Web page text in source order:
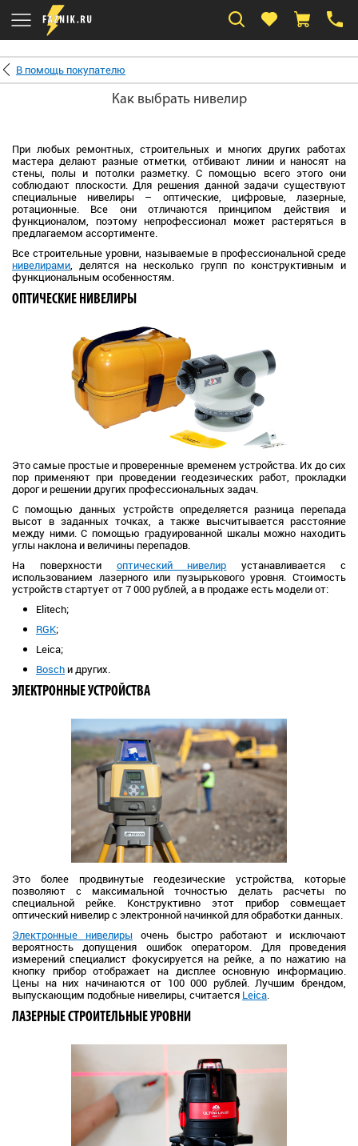
В помощь покупателю
Как выбрать нивелир
При любых ремонтных, строительных и многих других работах
мастера делают разные отметки, отбивают линии и наносят на
стены, полы и потолки разметку. С помощью всего этого они
соблюдают плоскости. Для решения данной задачи существуют
специальные нивелиры – оптические, цифровые, лазерные,
ротационные. Все они отличаются принципом действия и
функционалом, поэтому непрофессионал может растеряться в
предлагаемом ассортименте.
Все строительные уровни, называемые в профессиональной среде
нивелирами, делятся на несколько групп по конструктивным и
функциональным особенностям.
ОПТИЧЕСКИЕ НИВЕЛИРЫ
Это самые простые и проверенные временем устройства. Их до сих
пор применяют при проведении геодезических работ, прокладки
дорог и решении других профессиональных задач.
С помощью данных устройств определяется разница перепада
высот в заданных точках, а также высчитывается расстояние
между ними. С помощью градуированной шкалы можно находить
углы наклона и величины перепадов.
На поверхности оптический нивелир устанавливается с
использованием лазерного или пузырькового уровня. Стоимость
устройств стартует от 7 000 рублей, а в продаже есть модели от:
Elitech;
RGK;
Leica;
Boschи других.
ЭЛЕКТРОННЫЕ УСТРОЙСТВА
Это более продвинутые геодезические устройства, которые
позволяют с максимальной точностью делать расчеты по
специальной рейке. Конструктивно этот прибор совмещает
оптический нивелир с электронной начинкой для обработки данных.
Электронные нивелирыочень быстро работают и исключают
вероятность допущения ошибок оператором. Для проведения
измерений специалист фокусируется на рейке, а по нажатию на
кнопку прибор отображает на дисплее основную информацию.
Цены на них начинаются от 100 000 рублей. Лучшим брендом,
выпускающим подобные нивелиры, считается Leica.
ЛАЗЕРНЫЕ СТРОИТЕЛЬНЫЕ УРОВНИ